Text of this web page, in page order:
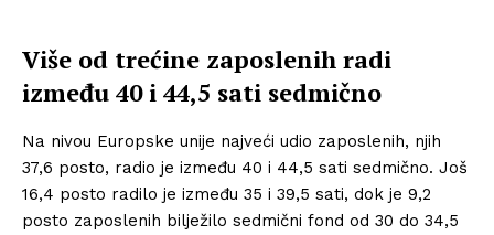
Više od trećine zaposlenih radi
između 40 i 44,5 sati sedmično
Na nivou Europske unije najveći udio zaposlenih, njih
37,6 posto, radio je između 40 i 44,5 sati sedmično. Još
16,4 posto radilo je između 35 i 39,5 sati, dok je 9,2
posto zaposlenih bilježilo sedmični fond od 30 do 34,5